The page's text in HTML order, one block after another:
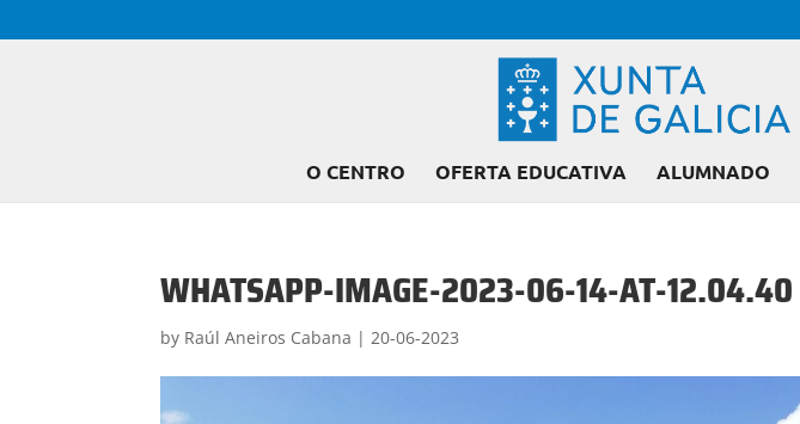
O CENTRO OFERTA EDUCATIVA ALUMNADO
WHATSAPP-IMAGE-2023-06-14-AT-12.04.40
by Raúl Aneiros Cabana |20-06-2023